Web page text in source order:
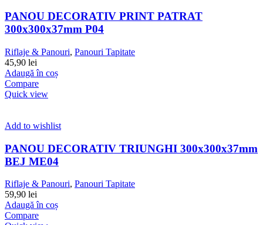
PANOU DECORATIV PRINT PATRAT
300x300x37mm P04
Riflaje & Panouri, Panouri Tapitate
45,90 lei
Adaugă în coș
Compare
Quick view
Add to wishlist
PANOU DECORATIV TRIUNGHI 300x300x37mm
BEJ ME04
Riflaje & Panouri, Panouri Tapitate
59,90 lei
Adaugă în coș
Compare